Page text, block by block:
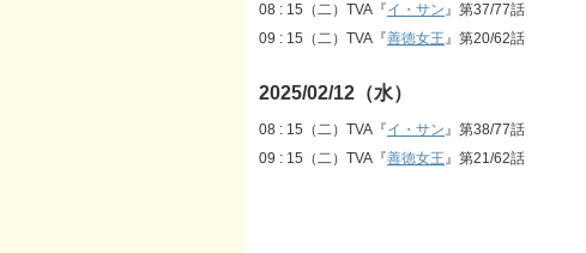
08 : 15（二）TVA『イ・サン』第37/77話
09 : 15（二）TVA『善徳女王』第20/62話
2025/02/12（水）
08 : 15（二）TVA『イ・サン』第38/77話
09 : 15（二）TVA『善徳女王』第21/62話